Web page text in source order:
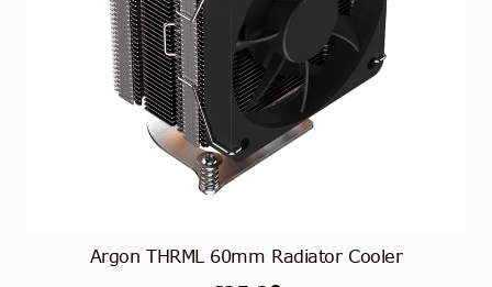
Argon THRML 60mm Radiator Cooler